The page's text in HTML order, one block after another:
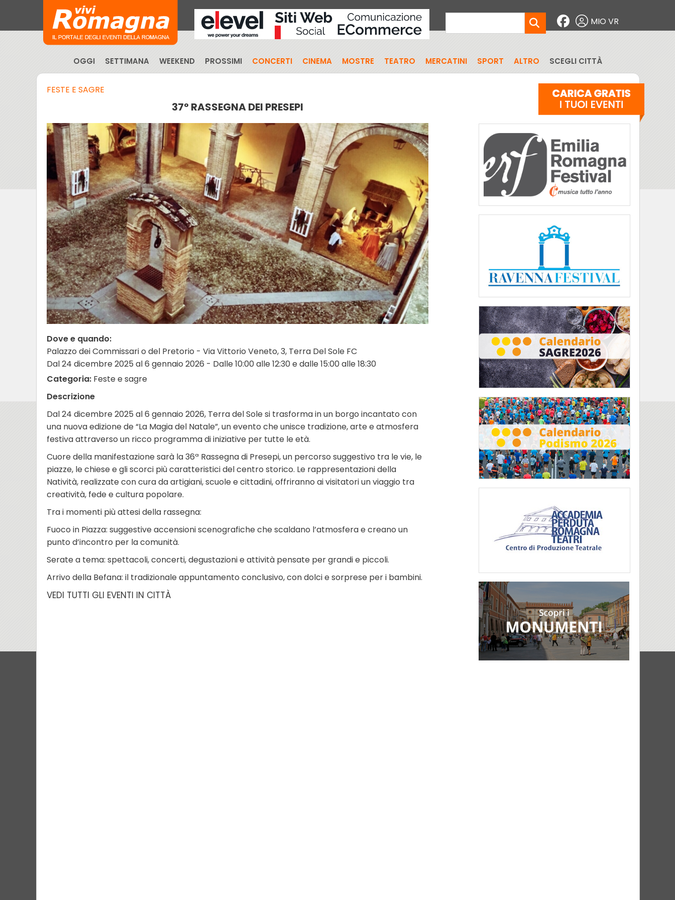
MIO VR
OGGI SETTIMANA WEEKEND PROSSIMI CONCERTI CINEMA MOSTRE TEATRO MERCATINI SPORT ALTRO SCEGLI CITTÀ
FESTE E SAGRE
37° RASSEGNA DEI PRESEPI
Dove e quando:
Palazzo dei Commissari o del Pretorio - Via Vittorio Veneto, 3, Terra Del Sole FC
Dal 24 dicembre 2025 al 6 gennaio 2026 - Dalle 10:00 alle 12:30 e dalle 15:00 alle 18:30
Categoria: Feste e sagre
Descrizione
Dal 24 dicembre 2025 al 6 gennaio 2026, Terra del Sole si trasforma in un borgo incantato con
una nuova edizione de “La Magia del Natale”, un evento che unisce tradizione, arte e atmosfera
festiva attraverso un ricco programma di iniziative per tutte le età.
Cuore della manifestazione sarà la 36ª Rassegna di Presepi, un percorso suggestivo tra le vie, le
piazze, le chiese e gli scorci più caratteristici del centro storico. Le rappresentazioni della
Natività, realizzate con cura da artigiani, scuole e cittadini, offriranno ai visitatori un viaggio tra
creatività, fede e cultura popolare.
Tra i momenti più attesi della rassegna:
Fuoco in Piazza: suggestive accensioni scenografiche che scaldano l’atmosfera e creano un
punto d’incontro per la comunità.
Serate a tema: spettacoli, concerti, degustazioni e attività pensate per grandi e piccoli.
Arrivo della Befana: il tradizionale appuntamento conclusivo, con dolci e sorprese per i bambini.
VEDI TUTTI GLI EVENTI IN CITTÀ